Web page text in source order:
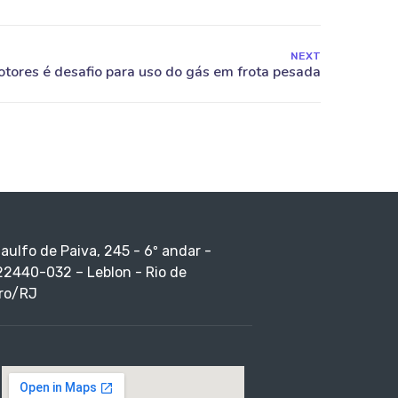
NEXT
de Paiva, 245 - 6º andar -
032 – Leblon - Rio de
RJ